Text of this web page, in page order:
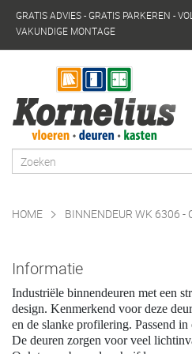
GRATIS ADVIES - GRATIS PARKEREN -
VAKUNDIGE MONTAGE
HOME BINNENDEUR WK 6306 -
Informatie
Industriële binnendeuren met een
design. Kenmerkend voor deze
en de slanke profilering. Passend
De deuren zorgen voor veel